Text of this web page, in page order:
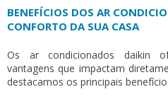
BENEFÍCIOS DOS AR
CONFORTO DA SUA CASA
Os ar condicionados daikin
vantagens que impactam
destacamos os principais